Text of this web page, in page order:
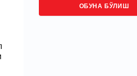
ОБУНА БЎЛИШ